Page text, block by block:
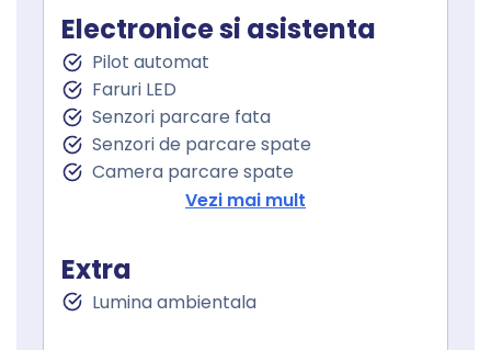
Volan cu comenzi
Keyless entry
Keyless go
Pornire motor Keyless
Senzor ploaie
Geamuri fata electrice
Geamuri spate electrice
Geamuri cu tenta
Electronice si asistenta
Pilot automat
Faruri LED
Senzori parcare fata
Senzori de parcare spate
Camera parcare spate
Oglindă laterală electrică
Oglinzi exterioare rabatabile electric
Asistenta la franare
Controlul tractiunii
Vezi mai mult
Extra
Lumina ambientala